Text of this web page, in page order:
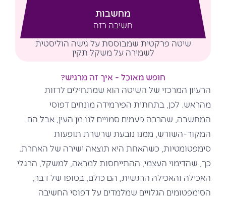
מחשבות
חשיבה רזה
שיטה פרקטית שמבוססת על גישה הוליסטית
לשמירה על משקל תקין
חופש מאוכל - איך זה מרגיש?
הרעיון המרכזי של השיטה הוא שמתחילים לרזות
מהראש. לכן, בתחתית הפירמידה מונחים דפוסי
המחשבה, שהרבה פעמים סמויים לנו מן העין, אבל הם
המקור-השורש, ממנו נובעת שרשרת תופעות
סימפטומטיות, כשהאחת היא תוצאה ישירה של האחרת.
כך, שהדימוי העצמי, ההתייחסות למראה, למשקל, הרגלי
האכילה והאכילה הרגשית, הם כולם, בסופו של דבר,
הסימפטומים הגלויים שמלמדים על דפוסי החשיבה